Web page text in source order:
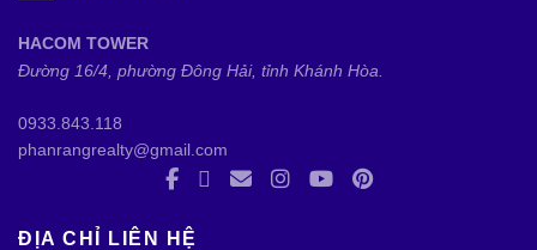
HACOM TOWER
Đường 16/4, phường Đông Hải, tỉnh Khánh Hòa.
0933.843.118
phanrangrealty@gmail.com
ĐỊA CHỈ LIÊN HỆ